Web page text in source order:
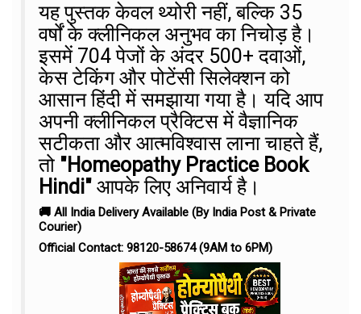
यह पुस्तक केवल थ्योरी नहीं, बल्कि 35
वर्षों के क्लीनिकल अनुभव का निचोड़ है।
इसमें 704 पेजों के अंदर 500+ दवाओं,
केस टेकिंग और पोटेंसी सिलेक्शन को
आसान हिंदी में समझाया गया है। यदि आप
अपनी क्लीनिकल प्रैक्टिस में वैज्ञानिक
सटीकता और आत्मविश्वास लाना चाहते हैं,
तो "Homeopathy Practice Book
Hindi" आपके लिए अनिवार्य है।
🚚 All India Delivery Available (By India Post & Private
Courier)
Official Contact: 98120-58674 (9AM to 6PM)